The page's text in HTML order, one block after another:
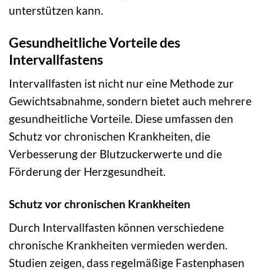
unterstützen kann.
Gesundheitliche Vorteile des
Intervallfastens
Intervallfasten ist nicht nur eine Methode zur
Gewichtsabnahme, sondern bietet auch mehrere
gesundheitliche Vorteile. Diese umfassen den
Schutz vor chronischen Krankheiten, die
Verbesserung der Blutzuckerwerte und die
Förderung der Herzgesundheit.
Schutz vor chronischen Krankheiten
Durch Intervallfasten können verschiedene
chronische Krankheiten vermieden werden.
Studien zeigen, dass regelmäßige Fastenphasen